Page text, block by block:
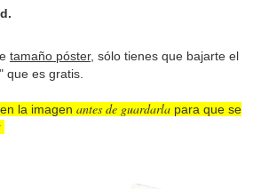
tamaño póster, sólo tienes que bajarte el
" que es gratis.
la imagen antes de guardarla para que se